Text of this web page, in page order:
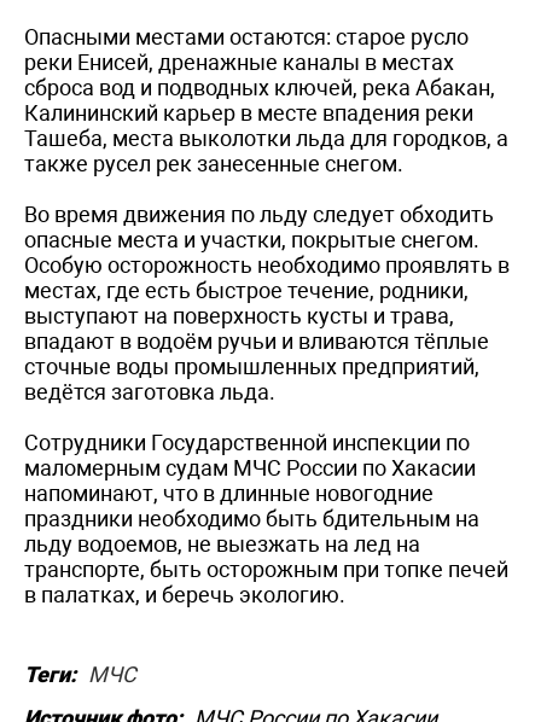
Опасными местами остаются: старое русло
реки Енисей, дренажные каналы в местах
сброса вод и подводных ключей, река Абакан,
Калининский карьер в месте впадения реки
Ташеба, места выколотки льда для городков, а
также русел рек занесенные снегом.
Во время движения по льду следует обходить
опасные места и участки, покрытые снегом.
Особую осторожность необходимо проявлять в
местах, где есть быстрое течение, родники,
выступают на поверхность кусты и трава,
впадают в водоём ручьи и вливаются тёплые
сточные воды промышленных предприятий,
ведётся заготовка льда.
Сотрудники Государственной инспекции по
маломерным судам МЧС России по Хакасии
напоминают, что в длинные новогодние
праздники необходимо быть бдительным на
льду водоемов, не выезжать на лед на
транспорте, быть осторожным при топке печей
в палатках, и беречь экологию.
Теги: МЧС